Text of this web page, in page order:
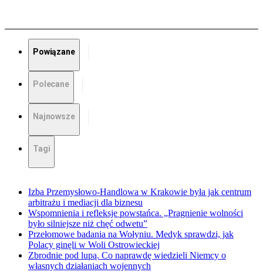
Powiązane
Polecane
Najnowsze
Tagi
Izba Przemysłowo-Handlowa w Krakowie była jak centrum
arbitrażu i mediacji dla biznesu
Wspomnienia i refleksje powstańca. „Pragnienie wolności
było silniejsze niż chęć odwetu”
Przełomowe badania na Wołyniu. Medyk sprawdzi, jak
Polacy ginęli w Woli Ostrowieckiej
Zbrodnie pod lupą. Co naprawdę wiedzieli Niemcy o
własnych działaniach wojennych